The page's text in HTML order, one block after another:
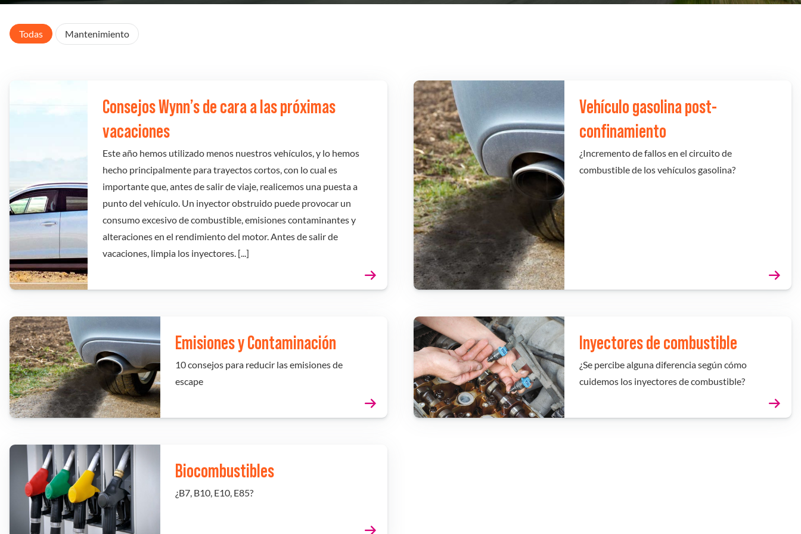
Todas Mantenimiento
Consejos Wynn’s de cara a las próximas
vacaciones
Este año hemos utilizado menos nuestros vehículos, y lo hemos
hecho principalmente para trayectos cortos, con lo cual es
importante que, antes de salir de viaje, realicemos una puesta a
punto del vehículo. Un inyector obstruido puede provocar un
consumo excesivo de combustible, emisiones contaminantes y
alteraciones en el rendimiento del motor. Antes de salir de
vacaciones, limpia los inyectores. [...]
Vehículo gasolina post-
confinamiento
¿Incremento de fallos en el circuito de
combustible de los vehículos gasolina?
Emisiones y Contaminación
10 consejos para reducir las emisiones de
escape
Inyectores de combustible
¿Se percibe alguna diferencia según cómo
cuidemos los inyectores de combustible?
Biocombustibles
¿B7, B10, E10, E85?